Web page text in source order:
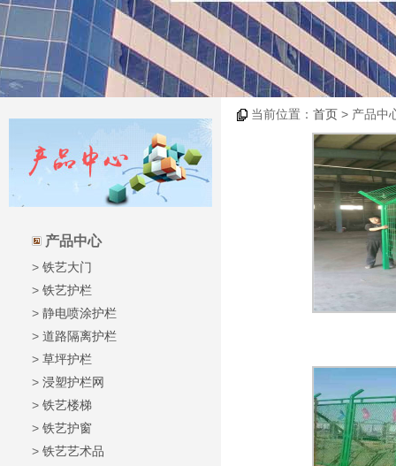
产品中心
> 铁艺大门
> 铁艺护栏
> 静电喷涂护栏
> 道路隔离护栏
> 草坪护栏
> 浸塑护栏网
> 铁艺楼梯
> 铁艺护窗
> 铁艺艺术品
当前位置： 首页 > 产品中